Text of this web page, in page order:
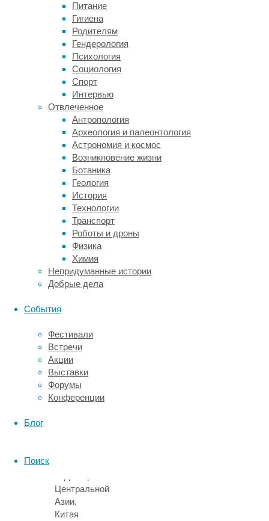
Питание
Гигиена
Родителям
Гендерология
Психология
Социология
Спорт
Интервью
Отвлеченное
Антропология
Археология и палеонтология
Астрономия и космос
Возникновение жизни
Ботаника
Геология
История
Технологии
Транспорт
Роботы и дроны
Физика
Химия
Непридуманные истории
Добрые дела
События
Фестивали
Встречи
Акции
Выставки
Форумы
Конференции
Блог
Поиск
тысяч
лет
назад.
Ареал
этого
вида
охватывал
обширные
пространства
от
Атлантики
на
западе
до
Восточной
Сибири
на
востоке,
где
они
соседствовали
с
другими
из
синомегацерос
(Sinomegaceros
Последние
в
палеонтологической
летописи
Центральной
Азии,
Китая